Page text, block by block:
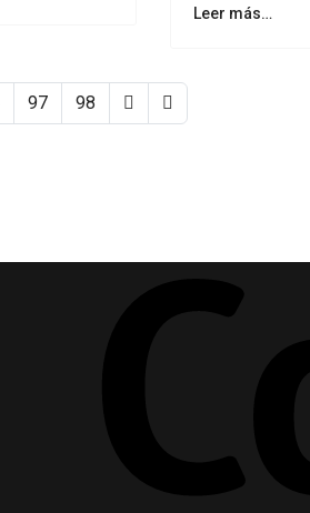
Leer más…
97 98